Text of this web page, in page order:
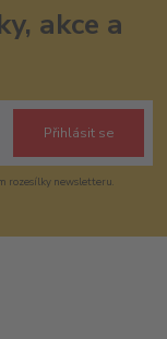
akce a
Přihlásit se
rozesílky newsletteru.